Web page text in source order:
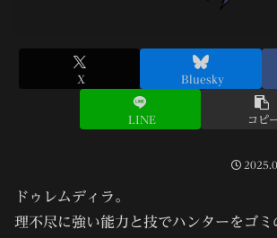
X Bluesky
LINE コピ
ドゥレムディラ。
理不尽に強い能力と技でハンターをゴミ